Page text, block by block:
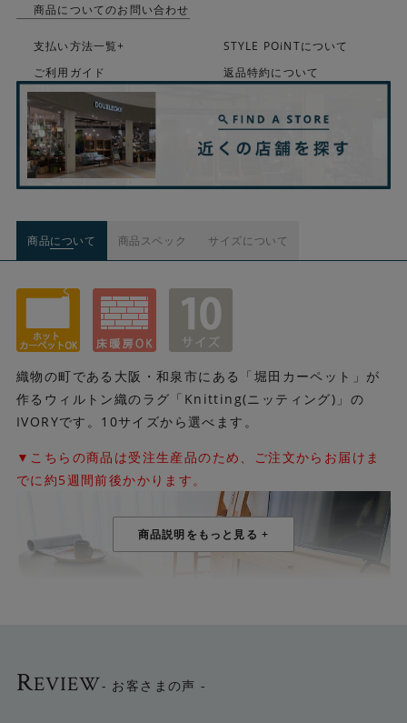
商品についてのお問い合わせ
支払い方法一覧+
STYLE POiNTについて
ご利用ガイド
返品特約について
商品について 商品スペック サイズについて
織物の町である大阪・和泉市にある「堀田カーペット」が
作るウィルトン織のラグ「Knitting(ニッティング)」の
IVORYです。10サイズから選べます。
▼こちらの商品は受注生産品のため、ご注文からお届けま
でに約5週間前後かかります。
REVIEW- お客さまの声 -